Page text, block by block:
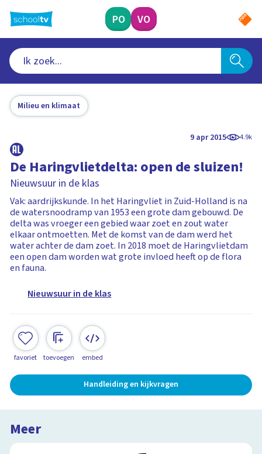
naar
hoofdinhoud
PO VO
Milieu en klimaat
9 apr 2015 4.9k
De Haringvlietdelta: open de sluizen!
Nieuwsuur in de klas
Vak: aardrijkskunde. In het Haringvliet in Zuid-Holland is na
de watersnoodramp van 1953 een grote dam gebouwd. De
delta was vroeger een gebied waar zoet en zout water
elkaar ontmoetten. Met de komst van de dam werd het
water achter de dam zoet. In 2018 moet de Haringvlietdam
een open dam worden wat grote invloed heeft op de flora
en fauna.
Nieuwsuur in de klas
favoriet toevoegen embed
Handleiding en kijkvragen
Meer